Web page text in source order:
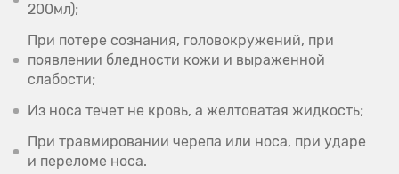
200мл);
При потере сознания, головокружений, при
появлении бледности кожи и выраженной
слабости;
Из носа течет не кровь, а желтоватая жидкость;
При травмировании черепа или носа, при ударе
и переломе носа.